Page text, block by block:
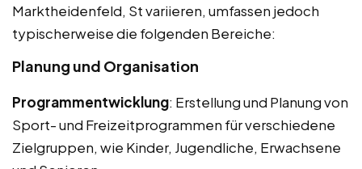
Marktheidenfeld, St variieren, umfassen jedoch
typischerweise die folgenden Bereiche:
Planung und Organisation
Programmentwicklung: Erstellung und Planung von
Sport- und Freizeitprogrammen für verschiedene
Zielgruppen, wie Kinder, Jugendliche, Erwachsene